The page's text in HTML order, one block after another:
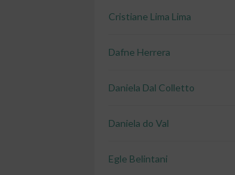
Cristiane Lima Lima
Dafne Herrera
Daniela Dal Colletto
Daniela do Val
Egle Belintani